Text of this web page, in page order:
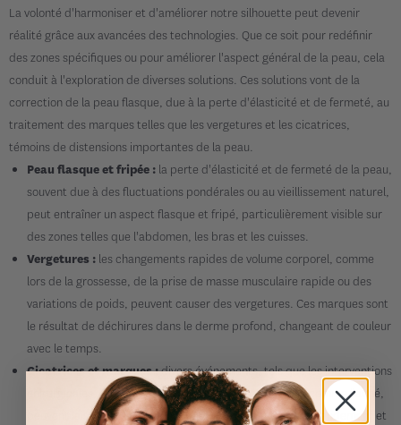
La volonté d'harmoniser et d'améliorer notre silhouette peut devenir
réalité grâce aux avancées des technologies. Que ce soit pour redéfinir
des zones spécifiques ou pour améliorer l'aspect général de la peau, cela
conduit à l'exploration de diverses solutions. Ces solutions vont de la
correction de la peau flasque, due à la perte d'élasticité et de fermeté, au
traitement des marques telles que les vergetures et les cicatrices,
témoins de distensions importantes de la peau.
Peau flasque et fripée : la perte d'élasticité et de fermeté de la peau,
souvent due à des fluctuations pondérales ou au vieillissement naturel,
peut entraîner un aspect flasque et fripé, particulièrement visible sur
des zones telles que l'abdomen, les bras et les cuisses.
Vergetures : les changements rapides de volume corporel, comme
lors de la grossesse, de la prise de masse musculaire rapide ou des
variations de poids, peuvent causer des vergetures. Ces marques sont
le résultat de déchirures dans le derme profond, changeant de couleur
avec le temps​​.
Cicatrices et marques :divers événements, tels que les interventions
chirurgicales, les accidents ou les conditions cutanées comme l'acné,
peuvent laisser des cicatrices. Leur aspect peut varier grandement et